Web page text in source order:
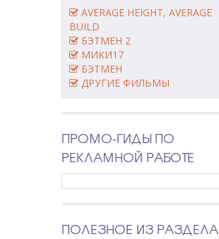
AVERAGE HEIGHT, AVERAGE
BUILD
БЭТМЕН 2
МИКИ17
БЭТМЕН
ДРУГИЕ ФИЛЬМЫ
ПРОМО-ГИДЫ ПО
РЕКЛАМНОЙ РАБОТЕ
ПОЛЕЗНОЕ ИЗ РАЗДЕЛА